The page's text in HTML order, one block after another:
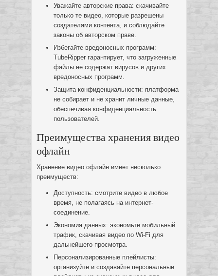
Уважайте авторские права: скачивайте
только те видео, которые разрешены
создателями контента, и соблюдайте
законы об авторском праве.
Избегайте вредоносных программ:
TubeRipper гарантирует, что загруженные
файлы не содержат вирусов и других
вредоносных программ.
Защита конфиденциальности: платформа
не собирает и не хранит личные данные,
обеспечивая конфиденциальность
пользователей.
Преимущества хранения видео
офлайн
Хранение видео офлайн имеет несколько
преимуществ:
Доступность: смотрите видео в любое
время, не полагаясь на интернет-
соединение.
Экономия данных: экономьте мобильный
трафик, скачивая видео по Wi-Fi для
дальнейшего просмотра.
Персонализированные плейлисты:
организуйте и создавайте персональные